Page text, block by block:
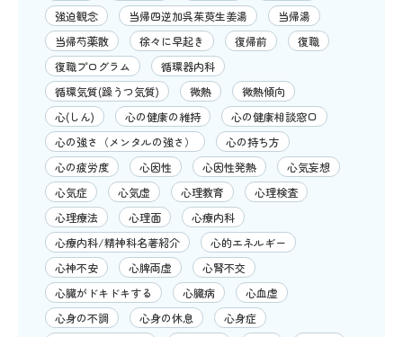
強迫観念
当帰四逆加呉茱萸生姜湯
当帰湯
当帰芍薬散
徐々に早起き 復帰前
復職
復職プログラム
循環器内科
循環気質(躁うつ気質)
微熱
微熱傾向
心(しん)
心の健康の維持
心の健康相談窓口
心の強さ（メンタルの強さ）
心の持ち方
心の疲労度
心因性 心因性発熱
心気妄想
心気症
心気虚 心理教育
心理検査
心理療法
心理面
心療内科
心療内科/精神科名著紹介
心的エネルギー
心神不安
心脾両虚
心腎不交
心臓がドキドキする
心臓病
心血虚
心身の不調
心身の休息
心身症